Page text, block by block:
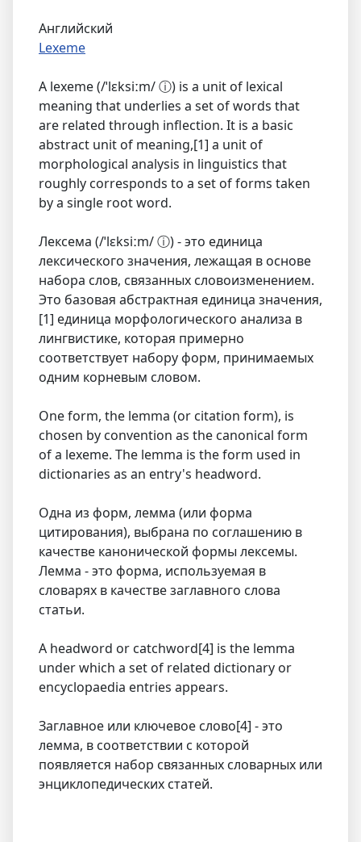
Английский
Lexeme
A lexeme (/ˈlɛksiːm/ ⓘ) is a unit of lexical
meaning that underlies a set of words that
are related through inflection. It is a basic
abstract unit of meaning,[1] a unit of
morphological analysis in linguistics that
roughly corresponds to a set of forms taken
by a single root word.
Лексема (/ˈlɛksiːm/ ⓘ) - это единица
лексического значения, лежащая в основе
набора слов, связанных словоизменением.
Это базовая абстрактная единица значения,
[1] единица морфологического анализа в
лингвистике, которая примерно
соответствует набору форм, принимаемых
одним корневым словом.
One form, the lemma (or citation form), is
chosen by convention as the canonical form
of a lexeme. The lemma is the form used in
dictionaries as an entry's headword.
Одна из форм, лемма (или форма
цитирования), выбрана по соглашению в
качестве канонической формы лексемы.
Лемма - это форма, используемая в
словарях в качестве заглавного слова
статьи.
A headword or catchword[4] is the lemma
under which a set of related dictionary or
encyclopaedia entries appears.
Заглавное или ключевое слово[4] - это
лемма, в соответствии с которой
появляется набор связанных словарных или
энциклопедических статей.